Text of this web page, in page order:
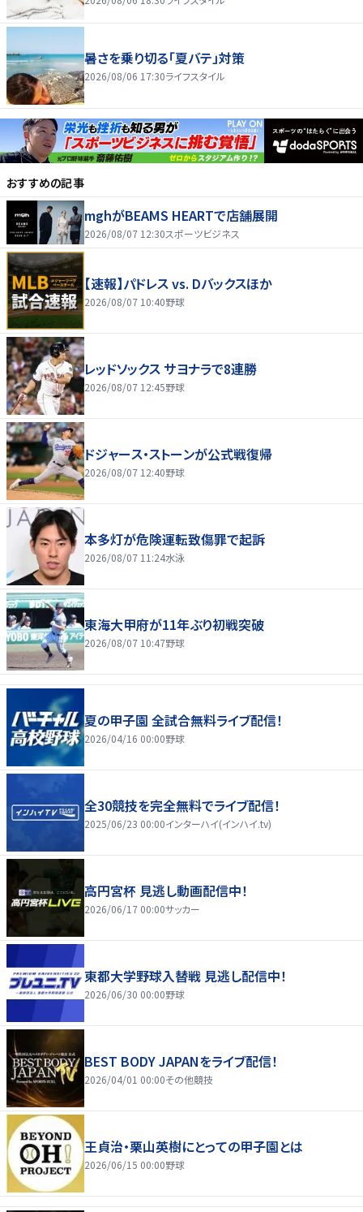
暑さを乗り切る「夏バテ」対策
2026/08/06 17:30ライフスタイル
おすすめの記事
mghがBEAMS HEARTで店舗展開
2026/08/07 12:30スポーツビジネス
【速報】パドレス vs. Dバックスほか
2026/08/07 10:40野球
レッドソックス サヨナラで8連勝
2026/08/07 12:45野球
ドジャース・ストーンが公式戦復帰
2026/08/07 12:40野球
本多灯が危険運転致傷罪で起訴
2026/08/07 11:24水泳
東海大甲府が11年ぶり初戦突破
2026/08/07 10:47野球
夏の甲子園 全試合無料ライブ配信！
2026/04/16 00:00野球
全30競技を完全無料でライブ配信！
2025/06/23 00:00インターハイ(インハイ.tv)
高円宮杯 見逃し動画配信中！
2026/06/17 00:00サッカー
東都大学野球入替戦 見逃し配信中！
2026/06/30 00:00野球
BEST BODY JAPANをライブ配信！
2026/04/01 00:00その他競技
王貞治・栗山英樹にとっての甲子園とは
2026/06/15 00:00野球